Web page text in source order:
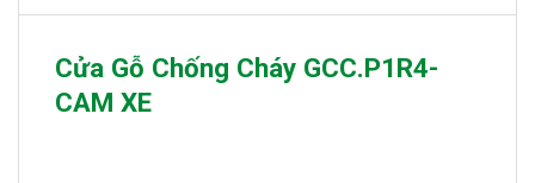
Cửa Gỗ Chống Cháy GCC.P1R4-
CAM XE